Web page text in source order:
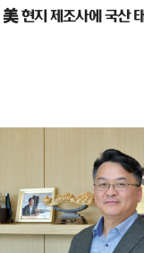
현지 제조사에 국산